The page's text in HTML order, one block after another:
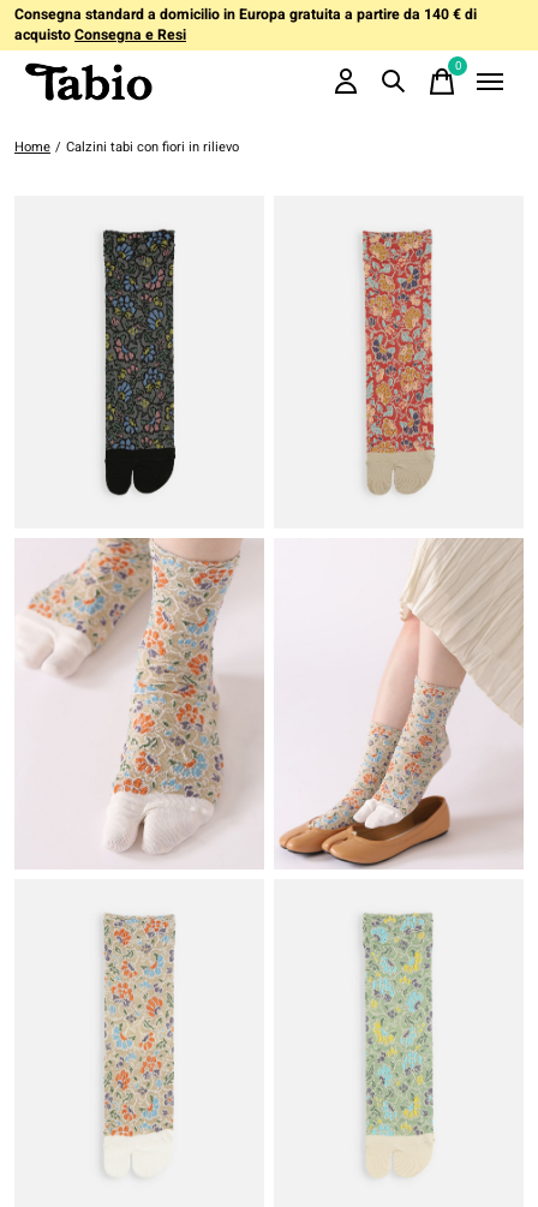
Consegna standard a domicilio in Europa gratuita a partire da 140 € di
acquistoConsegna e Resi
0items
Home / Calzini tabi con fiori in rilievo